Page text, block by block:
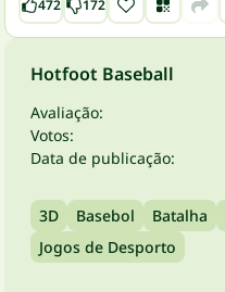
472 172
Hotfoot Baseball
Avaliação:
Votos:
Data de publicação:
3D Basebol Batalha
Jogos de Desporto